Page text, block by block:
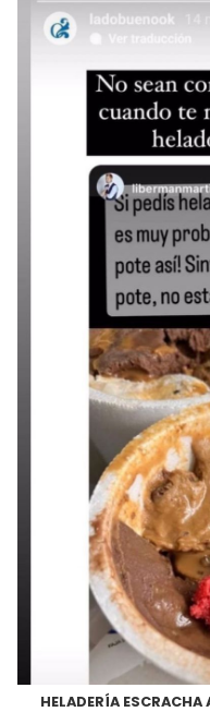
HELADERÍA